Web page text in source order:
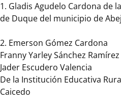
1. Gladis Agudelo Cardona de
de Duque del municipio de
2. Emerson Gómez Cardona
Franny Yarley Sánchez Ramírez
Jader Escudero Valencia
De la Institución Educativa
Caicedo
Nus
del
de
San
Roque